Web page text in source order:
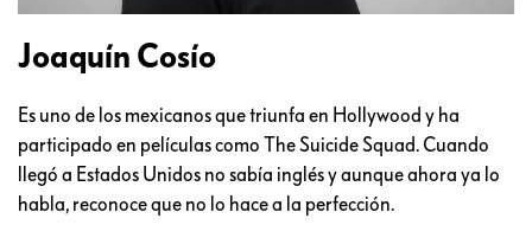
Joaquín Cosío
Es uno de los mexicanos que triunfa en Hollywood y ha
participado en películas como The Suicide Squad. Cuando
llegó a Estados Unidos no sabía inglés y aunque ahora ya lo
habla, reconoce que no lo hace a la perfección.